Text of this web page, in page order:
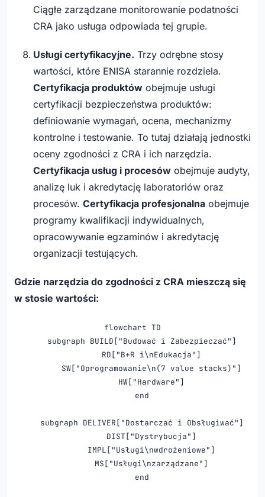
Ciągłe zarządzane monitorowanie podatności
CRA jako usługa odpowiada tej grupie.
Usługi certyfikacyjne. Trzy odrębne stosy
wartości, które ENISA starannie rozdziela.
Certyfikacja produktów obejmuje usługi
certyfikacji bezpieczeństwa produktów:
definiowanie wymagań, ocena, mechanizmy
kontrolne i testowanie. To tutaj działają jednostki
oceny zgodności z CRA i ich narzędzia.
Certyfikacja usług i procesów obejmuje audyty,
analizę luk i akredytację laboratoriów oraz
procesów. Certyfikacja profesjonalna obejmuje
programy kwalifikacji indywidualnych,
opracowywanie egzaminów i akredytację
organizacji testujących.
Gdzie narzędzia do zgodności z CRA mieszczą się
w stosie wartości:
flowchart TD
    subgraph BUILD["Budować i Zabezpieczać"]
        RD["B+R i\nEdukacja"]
        SW["Oprogramowanie\n(7 value stacks)"]
        HW["Hardware"]
    end
    subgraph DELIVER["Dostarczać i Obsługiwać"]
        DIST["Dystrybucja"]
        IMPL["Usługi\nwdrożeniowe"]
        MS["Usługi\nzarządzane"]
    end